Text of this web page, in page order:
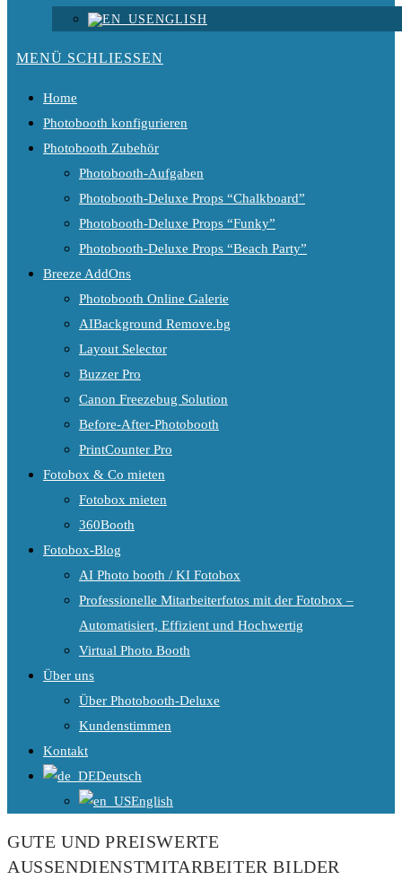
ENGLISH
MENÜ SCHLIESSEN
Home
Photobooth konfigurieren
Photobooth Zubehör
Photobooth-Aufgaben
Photobooth-Deluxe Props “Chalkboard”
Photobooth-Deluxe Props “Funky”
Photobooth-Deluxe Props “Beach Party”
Breeze AddOns
Photobooth Online Galerie
AIBackground Remove.bg
Layout Selector
Buzzer Pro
Canon Freezebug Solution
Before-After-Photobooth
PrintCounter Pro
Fotobox & Co mieten
Fotobox mieten
360Booth
Fotobox-Blog
AI Photo booth / KI Fotobox
Professionelle Mitarbeiterfotos mit der Fotobox –
Automatisiert, Effizient und Hochwertig
Virtual Photo Booth
Über uns
Über Photobooth-Deluxe
Kundenstimmen
Kontakt
Deutsch
English
GUTE UND PREISWERTE
AUSSENDIENSTMITARBEITER BILDER S